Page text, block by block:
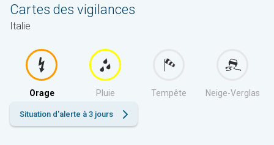
Cartes des vigilances
Italie
Orage Pluie Tempête Neige-Verglas
Situation d'alerte à 3 jours